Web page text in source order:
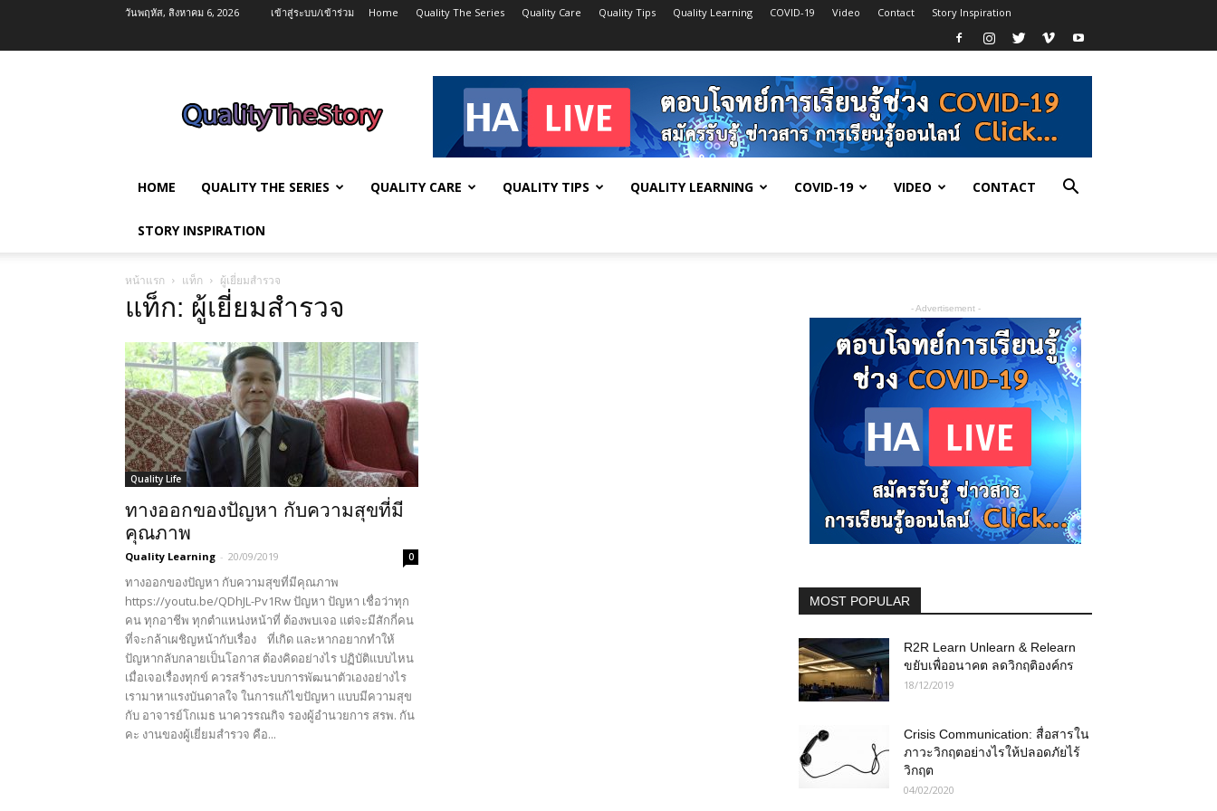
วันพฤหัส, สิงหาคม 6, 2026 เข้าสู่ระบบ/เข้าร่วม Home Quality The Series Quality Care Quality Tips Quality Learning COVID-19 Video Contact Story Inspiration
HOME QUALITY THE SERIES QUALITY CARE QUALITY TIPS QUALITY LEARNING COVID-19 VIDEO CONTACT
STORY INSPIRATION
หน้าแรก แท็ก ผู้เยี่ยมสำรวจ
แท็ก: ผู้เยี่ยมสำรวจ
Quality Life
ทางออกของปัญหา กับความสุขที่มี
คุณภาพ
Quality Learning - 20/09/2019 0
ทางออกของปัญหา กับความสุขที่มีคุณภาพ
https://youtu.be/QDhJL-Pv1Rw ปัญหา ปัญหา เชื่อว่าทุก
คน ทุกอาชีพ ทุกตำแหน่งหน้าที่ ต้องพบเจอ แต่จะมีสักกี่คน
ที่จะกล้าเผชิญหน้ากับเรื่อง ที่เกิด และหากอยากทำให้
ปัญหากลับกลายเป็นโอกาส ต้องคิดอย่างไร ปฏิบัติแบบไหน
เมื่อเจอเรื่องทุกข์ ควรสร้างระบบการพัฒนาตัวเองอย่างไร
เรามาหาแรงบันดาลใจ ในการแก้ไขปัญหา แบบมีความสุข
กับ อาจารย์โกเมธ นาควรรณกิจ รองผู้อำนวยการ สรพ. กัน
คะ งานของผู้เยี่ยมสำรวจ คือ...
- Advertisement -
MOST POPULAR
R2R Learn Unlearn & Relearn
ขยับเพื่ออนาคต ลดวิกฤติองค์กร
18/12/2019
Crisis Communication: สื่อสารใน
ภาวะวิกฤตอย่างไรให้ปลอดภัยไร้
วิกฤต
04/02/2020